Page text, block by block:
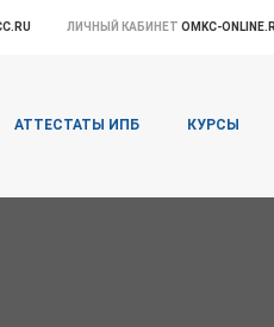
ЛИЧНЫЙ КАБИНЕТ OMKC-
АТТЕСТАТЫ ИПБ КУРСЫ